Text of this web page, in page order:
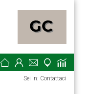
Sei in: Contattaci